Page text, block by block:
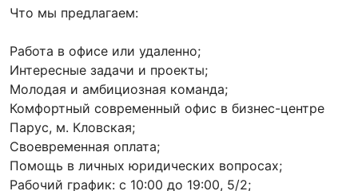
Что мы предлагаем:
Работа в офисе или удаленно;
Интересные задачи и проекты;
Молодая и амбициозная команда;
Комфортный современный офис в бизнес-центре
Парус, м. Кловская;
Своевременная оплата;
Помощь в личных юридических вопросах;
Рабочий график: с 10:00 до 19:00, 5/2;